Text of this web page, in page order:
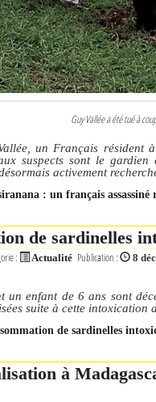
Guy Vallée a été tué à
un Français résident
suspects sont le
activement
: un français
de sardinelles
: Actualité Publication : 8
un enfant de 6 ans sont
suite à cette intoxication
de sardinelles
à